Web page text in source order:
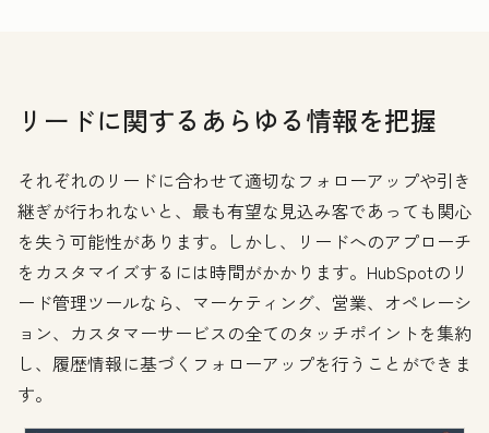
リードに関するあらゆる情報を把握
それぞれのリードに合わせて適切なフォローアップや引き
継ぎが行われないと、最も有望な見込み客であっても関心
を失う可能性があります。しかし、リードへのアプローチ
をカスタマイズするには時間がかかります。HubSpotのリ
ード管理ツールなら、マーケティング、営業、オペレーシ
ョン、カスタマーサービスの全てのタッチポイントを集約
し、履歴情報に基づくフォローアップを行うことができま
す。